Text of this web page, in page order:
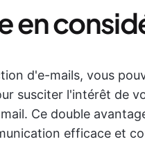
en
d'e-mails, vous
susciter l'intérêt de
Ce double
efficace et